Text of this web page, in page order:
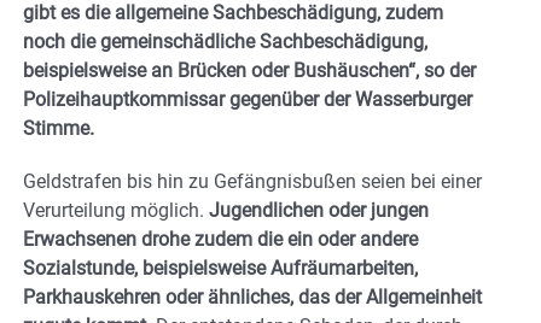
gibt es die allgemeine Sachbeschädigung, zudem
noch die gemeinschädliche Sachbeschädigung,
beispielsweise an Brücken oder Bushäuschen“, so der
Polizeihauptkommissar gegenüber der Wasserburger
Stimme.
Geldstrafen bis hin zu Gefängnisbußen seien bei einer
Verurteilung möglich. Jugendlichen oder jungen
Erwachsenen drohe zudem die ein oder andere
Sozialstunde, beispielsweise Aufräumarbeiten,
Parkhauskehren oder ähnliches, das der Allgemeinheit